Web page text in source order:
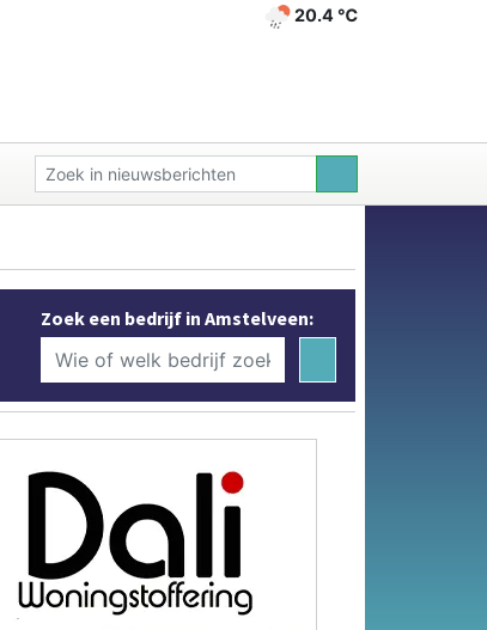
20.4 ℃
Zoek een bedrijf in Amstelveen: